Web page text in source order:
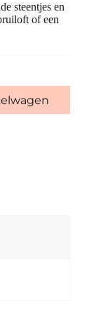
steentjes en
of een